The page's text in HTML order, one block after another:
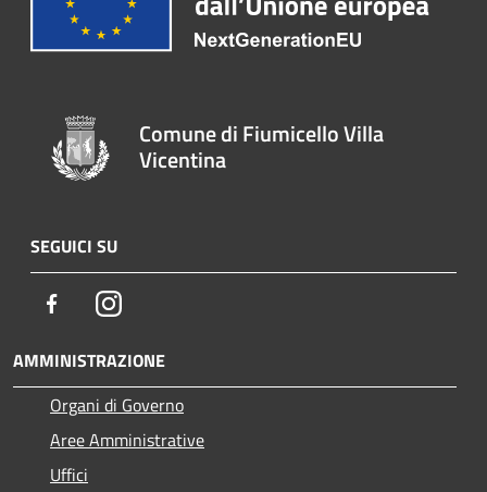
Comune di Fiumicello Villa
Vicentina
SEGUICI SU
FacebookInstagram
AMMINISTRAZIONE
Organi di Governo
Aree Amministrative
Uffici